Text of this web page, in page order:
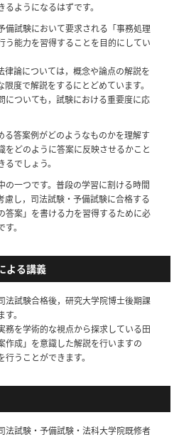
ようになるはずです。
備試験において要求される「事務処理
う能力を習得することを目的にしてい
律論については，概念や論点の解説を
度で解説をするにとどめています。
についても，試験における重要度に応
る答案例がどのようなものかを理解す
をどのように答案に反映させるかこと
でしょう。
の一つです。普段の学習に割ける時間
慮し，司法試験・予備試験に合格する
答案」を書ける力を習得するために必
。
よる講義
法試験合格後，研究大学院博士後期課
。
務を学術的な視点から探求している田
作成」を意識した解説を行いますの
うことができます。
法試験・予備試験・法科大学院既修者